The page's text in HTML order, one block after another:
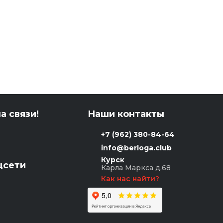
связи! Наши контакты
+7 (962) 380-84-64
info@berloga.club
Курск
Карла Маркса д.68
Как нас найти?